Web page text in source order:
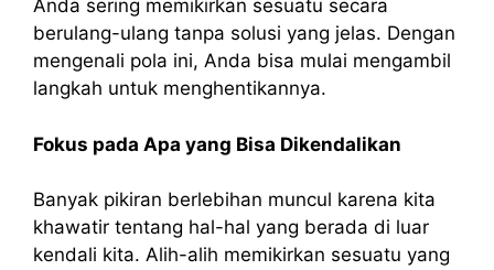
Anda sering memikirkan sesuatu secara
berulang-ulang tanpa solusi yang jelas. Dengan
mengenali pola ini, Anda bisa mulai mengambil
langkah untuk menghentikannya.
Fokus pada Apa yang Bisa Dikendalikan
Banyak pikiran berlebihan muncul karena kita
khawatir tentang hal-hal yang berada di luar
kendali kita. Alih-alih memikirkan sesuatu yang